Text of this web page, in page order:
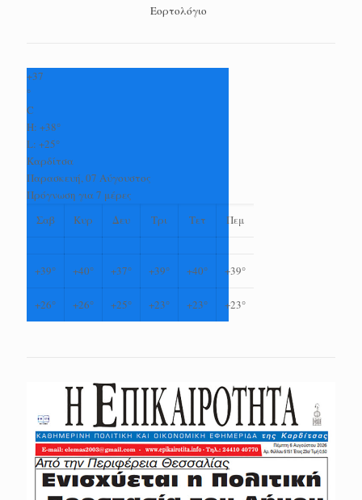
Εορτολόγιο
+37
°
C
H: +38°
L: +25°
Καρδίτσα
Παρασκευή, 07 Αύγουστος
Πρόγνωση για 7 μέρες
Σαβ
Κυρ Δευ Τρι Τετ Πεμ
+39° +40° +37° +39° +40° +39°
+26° +26° +25° +23° +23° +23°